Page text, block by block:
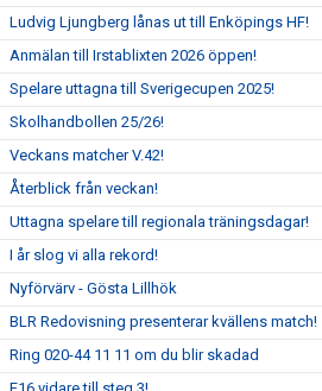
Ludvig Ljungberg lånas ut till Enköpings HF!
Anmälan till Irstablixten 2026 öppen!
Spelare uttagna till Sverigecupen 2025!
Skolhandbollen 25/26!
Veckans matcher V.42!
Återblick från veckan!
Uttagna spelare till regionala träningsdagar!
I år slog vi alla rekord!
Nyförvärv - Gösta Lillhök
BLR Redovisning presenterar kvällens match!
Ring 020-44 11 11 om du blir skadad